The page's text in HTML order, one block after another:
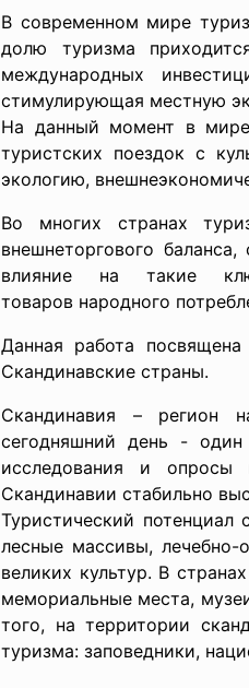
В современном мире
долю туризма
международных
стимулирующая местную
На данный момент в мире
туристских поездок с
экологию,
Во многих странах
внешнеторгового
влияние на такие
товаров народного
Данная работа
Скандинавские страны.
Скандинавия – регион
сегодняшний день -
исследования и опросы
Скандинавии стабильно
Туристический
лесные массивы,
великих культур. В
мемориальные места,
того, на территории
туризма: заповедники,